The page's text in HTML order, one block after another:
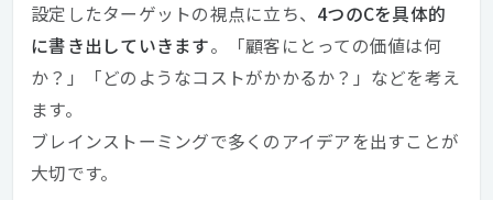
設定したターゲットの視点に立ち、 4つのCを具体的
に書き出していきます。「顧客にとっての価値は何
か？」「どのようなコストがかかるか？」などを考え
ます。
ブレインストーミングで多くのアイデアを出すことが
大切です。